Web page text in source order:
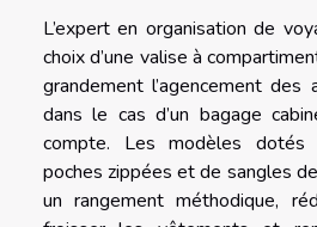
L’expert en organisation de
choix d’une valise à
grandement l’agencement des
dans le cas d’un bagage
compte. Les modèles dotés
poches zippées et de sangles
un rangement méthodique,